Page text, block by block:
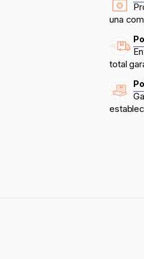
una
total